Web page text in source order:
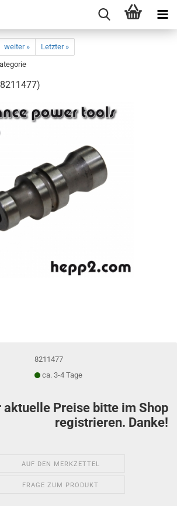
weiter »
Letzter »
8211477
ca. 3-4 Tage
aktuelle Preise bitte im Shop
registrieren. Danke!
AUF DEN MERKZETTEL
FRAGE ZUM PRODUKT